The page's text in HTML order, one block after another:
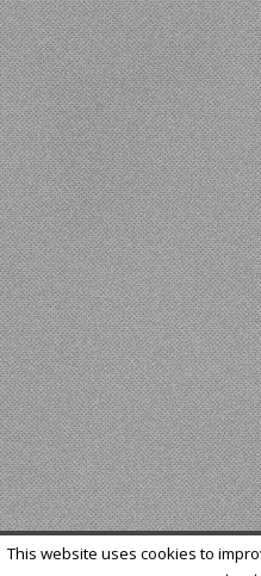
This website uses cookies to